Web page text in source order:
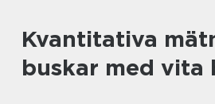
Kvantitativa
buskar med vita